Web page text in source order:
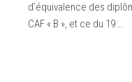
d’équivalence des
CAF « B », et ce du 19...